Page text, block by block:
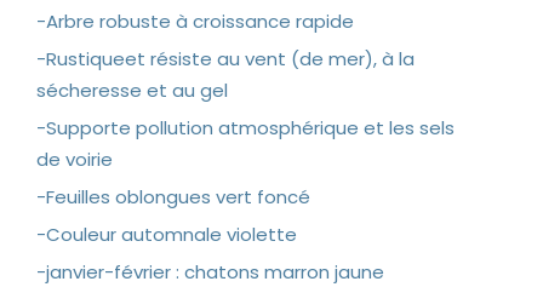
-Arbre robuste à croissance rapide
-Rustiqueet résiste au vent (de mer), à la
sécheresse et au gel
-Supporte pollution atmosphérique et les sels
de voirie
-Feuilles oblongues vert foncé
-Couleur automnale violette
-janvier-février : chatons marron jaune